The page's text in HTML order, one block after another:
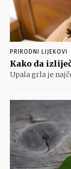
PRIRODNI LIJEKOVI
Kako da
Upala grla je